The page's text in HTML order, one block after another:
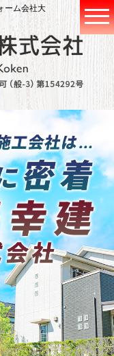
ーム会社大